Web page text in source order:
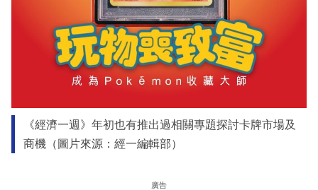
《經濟一週》年初也有推出過相關專題探討卡牌市場及
商機（圖片來源：經一編輯部）
廣告